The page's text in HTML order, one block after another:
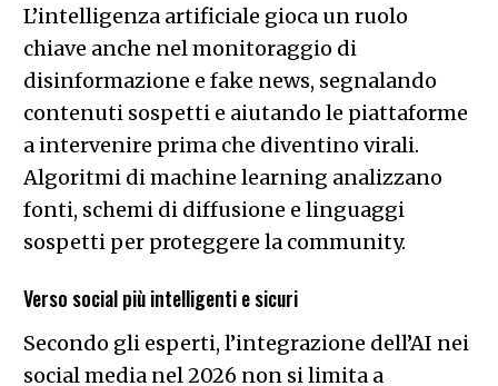
L’intelligenza artificiale gioca un ruolo
chiave anche nel monitoraggio di
disinformazione e fake news, segnalando
contenuti sospetti e aiutando le piattaforme
a intervenire prima che diventino virali.
Algoritmi di machine learning analizzano
fonti, schemi di diffusione e linguaggi
sospetti per proteggere la community.
Verso social più intelligenti e sicuri
Secondo gli esperti, l’integrazione dell’AI nei
social media nel 2026 non si limita a